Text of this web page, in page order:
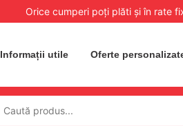
Orice cumperi poți plăti și în rate
Informații utile Oferte